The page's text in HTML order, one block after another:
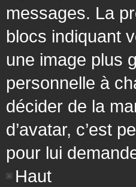
messages. La
blocs indiquant
une image plus
personnelle à
décider de la
d’avatar, c’est
pour lui
Haut